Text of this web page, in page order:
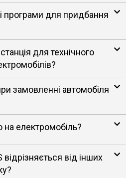
програми для придбання
для технічного
замовленні автомобіля
на електромобіль?
від інших